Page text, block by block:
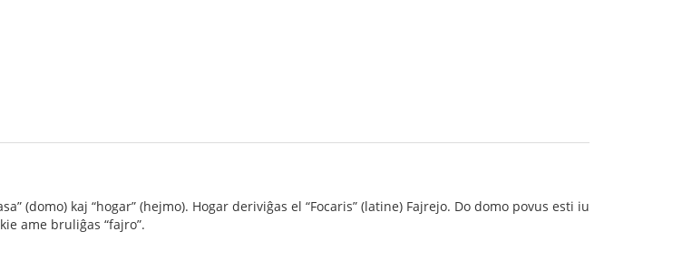
(domo) kaj “hogar” (hejmo). Hogar deriviĝas el “Focaris” (latine) Fajrejo. Do domo povus esti iu
ame bruliĝas “fajro”.